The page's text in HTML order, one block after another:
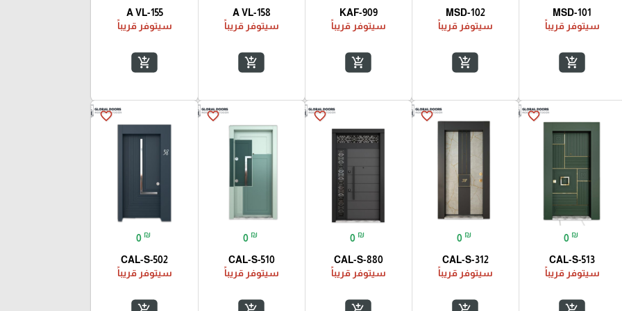
MSD-101
سيتوفر قريباً
add_shopping_cart
MSD-102
سيتوفر قريباً
add_shopping_cart
KAF-909
سيتوفر قريباً
add_shopping_cart
A VL-158
سيتوفر قريباً
add_shopping_cart
A VL-155
سيتوفر قريباً
add_shopping_cart
favorite_border
0 ₪
CAL-S-513
سيتوفر قريباً
favorite_border
0 ₪
CAL-S-312
سيتوفر قريباً
favorite_border
0 ₪
CAL-S-880
سيتوفر قريباً
favorite_border
0 ₪
CAL-S-510
سيتوفر قريباً
favorite_border
0 ₪
CAL-S-502
سيتوفر قريباً